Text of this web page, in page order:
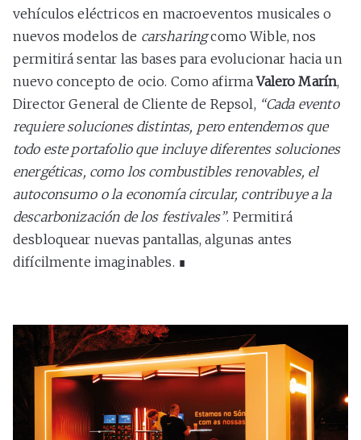
vehículos eléctricos en macroeventos musicales o
nuevos modelos de carsharingcomo Wible, nos
permitirá sentar las bases para evolucionar hacia un
nuevo concepto de ocio. Como afirmaValero Marín,
Director General de Cliente de Repsol, “Cada evento
requiere soluciones distintas, pero entendemos que
todo este portafolio que incluye diferentes soluciones
energéticas, como los combustibles renovables, el
autoconsumo o la economía circular, contribuye a la
descarbonización de los festivales”. Permitirá
desbloquear nuevas pantallas, algunas antes
difícilmente imaginables. ∎